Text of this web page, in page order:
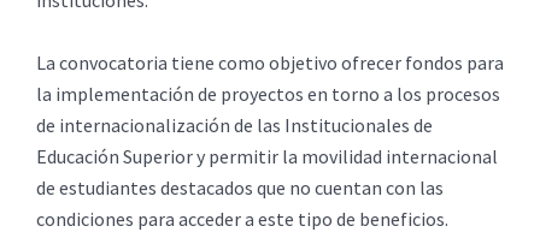
La convocatoria tiene como objetivo ofrecer fondos para
la implementación de proyectos en torno a los procesos
de internacionalización de las Institucionales de
Educación Superior y permitir la movilidad internacional
de estudiantes destacados que no cuentan con las
condiciones para acceder a este tipo de beneficios.